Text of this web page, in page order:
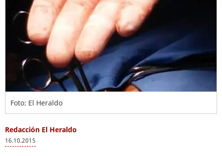
Foto: El Heraldo
Redacción El Heraldo
16.10.2015